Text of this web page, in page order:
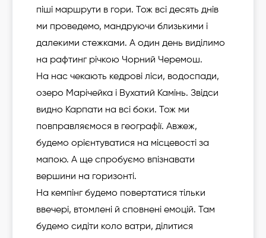
піші маршрути в гори. Тож всі десять днів
ми проведемо, мандруючи близькими і
далекими стежками. А один день виділимо
на рафтинг річкою Чорний Черемош.
На нас чекають кедрові ліси, водоспади,
озеро Марічейка і Вухатий Камінь. Звідси
видно Карпати на всі боки. Тож ми
повправляємося в географії. Авжеж,
будемо орієнтуватися на місцевості за
мапою. А ще спробуємо впізнавати
вершини на горизонті.
На кемпінг будемо повертатися тільки
ввечері, втомлені й сповнені емоцій. Там
будемо сидіти коло ватри, ділитися